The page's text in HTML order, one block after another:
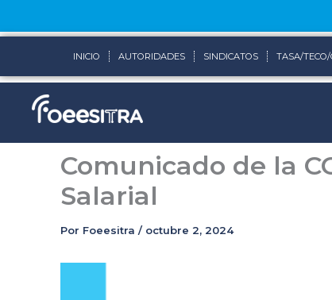
al
INICIO AUTORIDADES SINDICATOS TASA/TECO/
Comunicado de la
Salarial
Por Foeesitra / octubre 2, 2024